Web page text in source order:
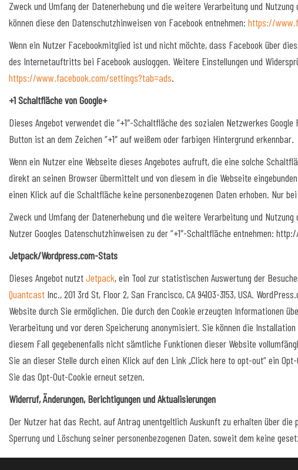
Zweck und Umfang der Datenerhebung und die weitere Verarbeitung und
können diese den Datenschutzhinweisen von Facebook entnehmen: https://
Wenn ein Nutzer Facebookmitglied ist und nicht möchte, dass Facebook über
des Internetauftritts bei Facebook ausloggen. Weitere Einstellungen und
https://www.facebook.com/settings?tab=ads.
+1 Schaltfläche von Google+
Dieses Angebot verwendet die “+1″-Schaltfläche des sozialen Netzwerkes
Button ist an dem Zeichen “+1″ auf weißem oder farbigen Hintergrund erkennbar.
Wenn ein Nutzer eine Webseite dieses Angebotes aufruft, die eine solche
direkt an seinen Browser übermittelt und von diesem in die Webseite
einen Klick auf die Schaltfläche keine personenbezogenen Daten erhoben. Nur
Zweck und Umfang der Datenerhebung und die weitere Verarbeitung und
Nutzer Googles Datenschutzhinweisen zu der “+1″-Schaltfläche entnehmen:
Jetpack/Wordpress.com-Stats
Dieses Angebot nutztJetpack, ein Tool zur statistischen Auswertung der
Quantcast Inc., 201 3rd St, Floor 2, San Francisco, CA 94103-3153, USA.
Website durch Sie ermöglichen. Die durch den Cookie erzeugten Informationen
Verarbeitung und vor deren Speicherung anonymisiert. Sie können die
diesem Fall gegebenenfalls nicht sämtliche Funktionen dieser Website
Sie an dieser Stelle durch einen Klick auf den Link „Click here to opt-out“ ein
Sie das Opt-Out-Cookie erneut setzen.
Widerruf, Änderungen, Berichtigungen und Aktualisierungen
Der Nutzer hat das Recht, auf Antrag unentgeltlich Auskunft zu erhalten über
Sperrung und Löschung seiner personenbezogenen Daten, soweit dem keine